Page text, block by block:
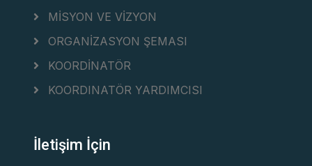
MİSYON VE VİZYON
ORGANİZASYON ŞEMASI
KOORDİNATÖR
KOORDINATÖR YARDIMCISI
İletişim İçin